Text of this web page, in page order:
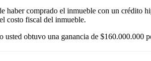
haber comprado el inmueble con un crédito
costo fiscal del inmueble.
usted obtuvo una ganancia de $160.000.000